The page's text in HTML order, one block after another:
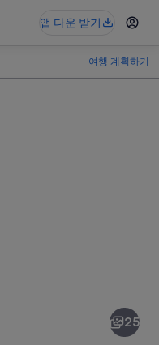
앱 다운 받기
여행 계획하기
25